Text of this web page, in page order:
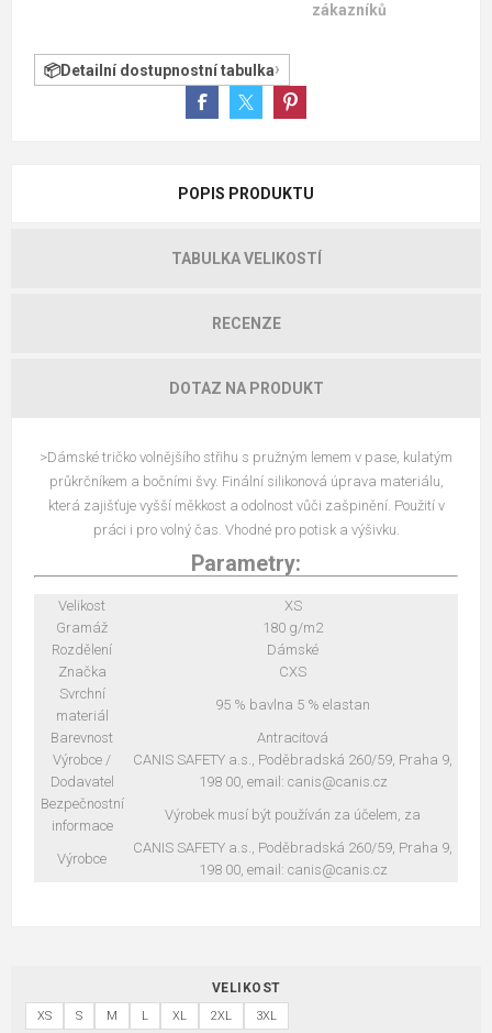
zákazníků
Detailní dostupnostní tabulka
POPIS PRODUKTU
TABULKA VELIKOSTÍ
RECENZE
DOTAZ NA PRODUKT
>Dámské tričko volnějšího střihu s pružným lemem v pase, kulatým
průkrčníkem a bočními švy. Finální silikonová úprava materiálu,
která zajišťuje vyšší měkkost a odolnost vůči zašpinění. Použití v
práci i pro volný čas. Vhodné pro potisk a výšivku.
Parametry:
Velikost
XS
Gramáž
180 g/m2
Rozdělení
Dámské
Značka
CXS
Svrchní
materiál
95 % bavlna 5 % elastan
Barevnost
Antracitová
Výrobce /
Dodavatel
CANIS SAFETY a.s., Poděbradská 260/59, Praha 9,
198 00, email: canis@canis.cz
Bezpečnostní
informace
Výrobek musí být používán za účelem, za
Výrobce
CANIS SAFETY a.s., Poděbradská 260/59, Praha 9,
198 00, email: canis@canis.cz
VELIKOST
XS S M L XL 2XL 3XL